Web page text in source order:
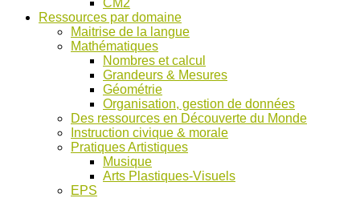
CM2
Ressources par domaine
Maitrise de la langue
Mathématiques
Nombres et calcul
Grandeurs & Mesures
Géométrie
Organisation, gestion de données
Des ressources en Découverte du Monde
Instruction civique & morale
Pratiques Artistiques
Musique
Arts Plastiques-Visuels
EPS